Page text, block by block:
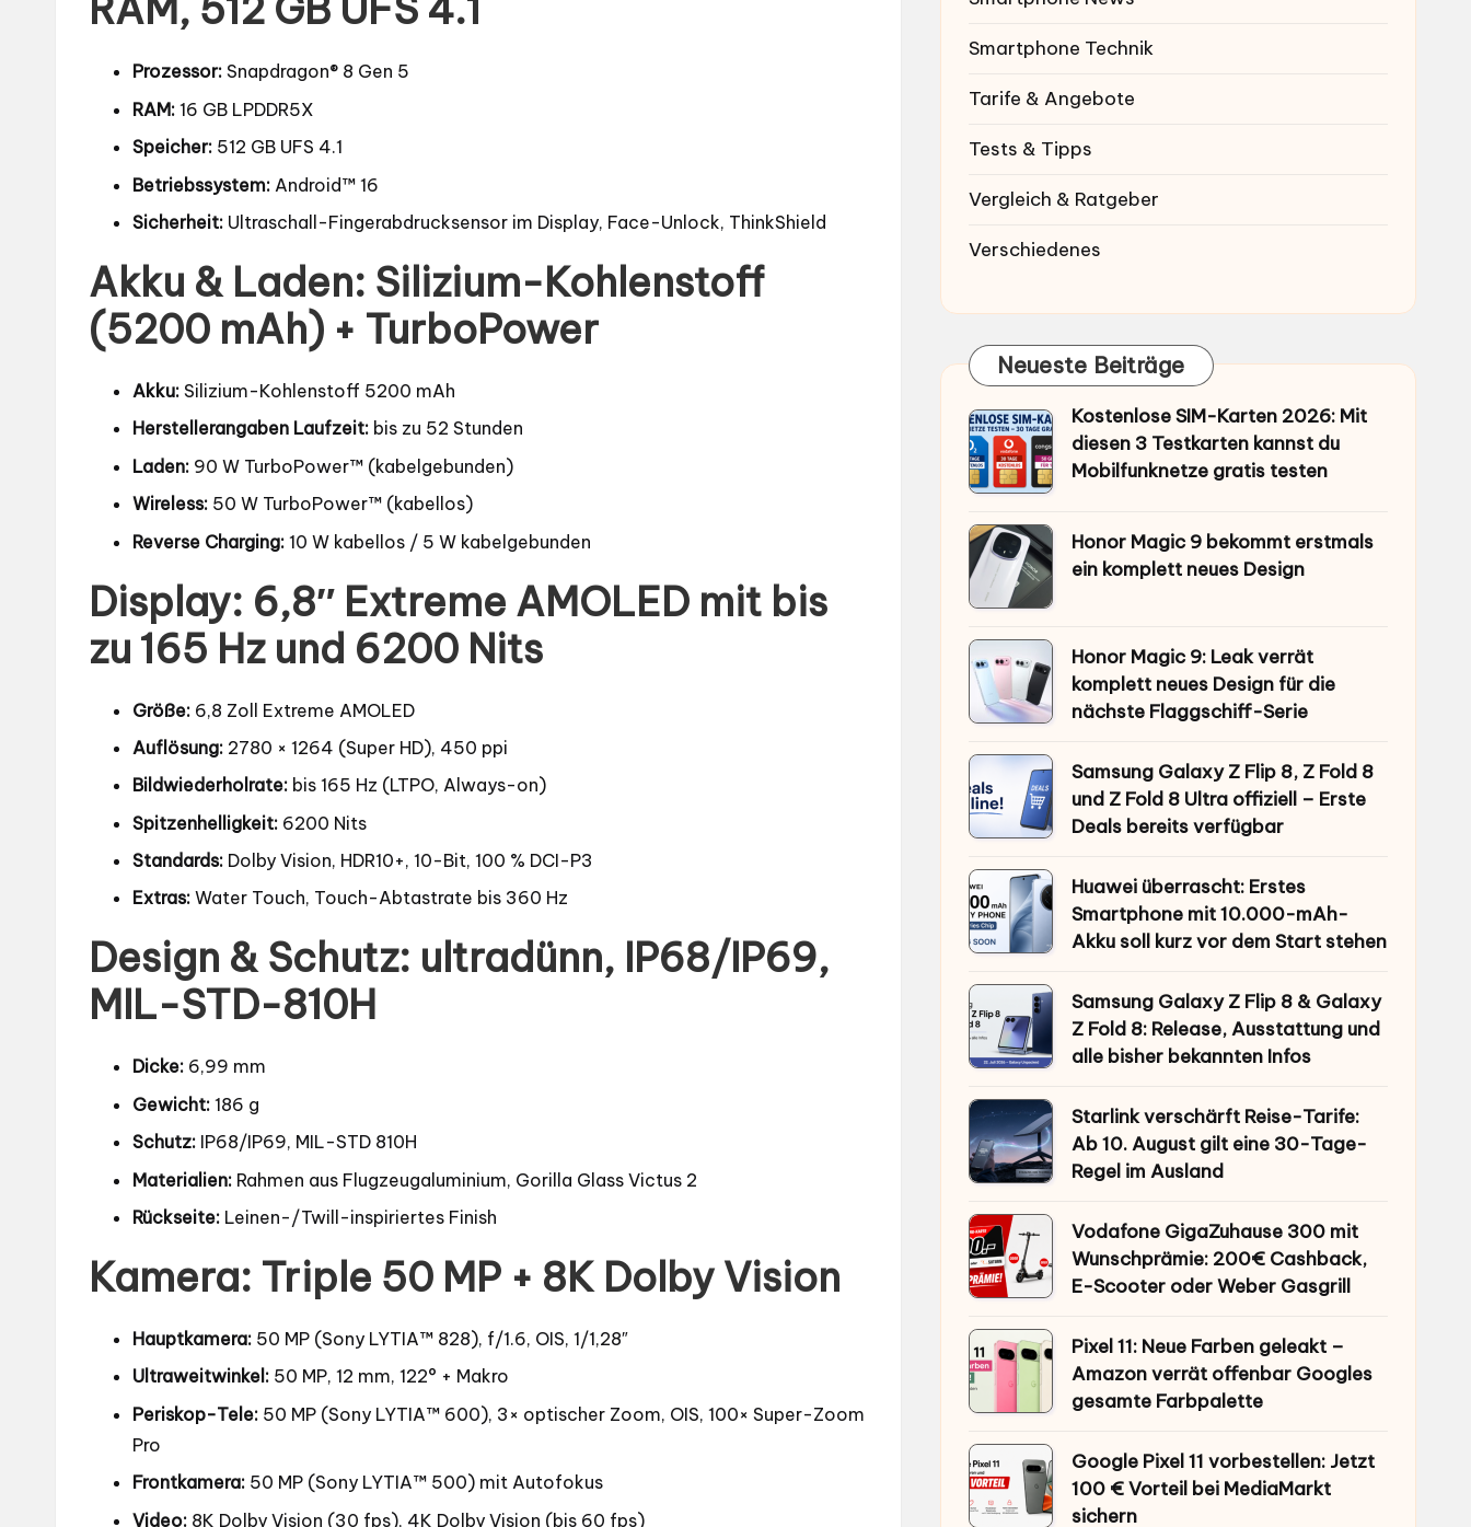
RAM, 512 GB UFS 4.1
Prozessor: Snapdragon® 8 Gen 5
RAM: 16 GB LPDDR5X
Speicher: 512 GB UFS 4.1
Betriebssystem: Android™ 16
Sicherheit: Ultraschall-Fingerabdrucksensor im Display, Face-Unlock, ThinkShield
Akku & Laden: Silizium-Kohlenstoff
(5200 mAh) + TurboPower
Akku: Silizium-Kohlenstoff 5200 mAh
Herstellerangaben Laufzeit: bis zu 52 Stunden
Laden: 90 W TurboPower™ (kabelgebunden)
Wireless: 50 W TurboPower™ (kabellos)
Reverse Charging: 10 W kabellos / 5 W kabelgebunden
Display: 6,8″ Extreme AMOLED mit bis
zu 165 Hz und 6200 Nits
Größe: 6,8 Zoll Extreme AMOLED
Auflösung: 2780 × 1264 (Super HD), 450 ppi
Bildwiederholrate: bis 165 Hz (LTPO, Always-on)
Spitzenhelligkeit: 6200 Nits
Standards: Dolby Vision, HDR10+, 10-Bit, 100 % DCI-P3
Extras: Water Touch, Touch-Abtastrate bis 360 Hz
Design & Schutz: ultradünn, IP68/IP69,
MIL-STD-810H
Dicke: 6,99 mm
Gewicht: 186 g
Schutz: IP68/IP69, MIL-STD 810H
Materialien: Rahmen aus Flugzeugaluminium, Gorilla Glass Victus 2
Rückseite: Leinen-/Twill-inspiriertes Finish
Kamera: Triple 50 MP + 8K Dolby Vision
Hauptkamera: 50 MP (Sony LYTIA™ 828), f/1.6, OIS, 1/1,28″
Ultraweitwinkel: 50 MP, 12 mm, 122° + Makro
Periskop-Tele: 50 MP (Sony LYTIA™ 600), 3× optischer Zoom, OIS, 100× Super-Zoom
Pro
Frontkamera: 50 MP (Sony LYTIA™ 500) mit Autofokus
Video: 8K Dolby Vision (30 fps), 4K Dolby Vision (bis 60 fps)
Smartphone Technik
Tarife & Angebote
Tests & Tipps
Vergleich & Ratgeber
Verschiedenes
Neueste Beiträge
Kostenlose SIM-Karten 2026: Mit
diesen 3 Testkarten kannst du
Mobilfunknetze gratis testen
Honor Magic 9 bekommt erstmals
ein komplett neues Design
Honor Magic 9: Leak verrät
komplett neues Design für die
nächste Flaggschiff-Serie
Samsung Galaxy Z Flip 8, Z Fold 8
und Z Fold 8 Ultra offiziell – Erste
Deals bereits verfügbar
Huawei überrascht: Erstes
Smartphone mit 10.000-mAh-
Akku soll kurz vor dem Start stehen
Samsung Galaxy Z Flip 8 & Galaxy
Z Fold 8: Release, Ausstattung und
alle bisher bekannten Infos
Starlink verschärft Reise-Tarife:
Ab 10. August gilt eine 30-Tage-
Regel im Ausland
Vodafone GigaZuhause 300 mit
Wunschprämie: 200€ Cashback,
E-Scooter oder Weber Gasgrill
Pixel 11: Neue Farben geleakt –
Amazon verrät offenbar Googles
gesamte Farbpalette
Google Pixel 11 vorbestellen: Jetzt
100 € Vorteil bei MediaMarkt
sichern